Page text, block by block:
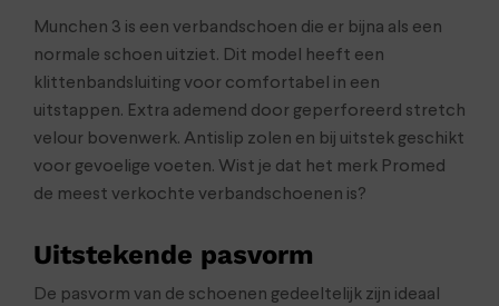
Munchen 3 is een verbandschoen die er bijna als een
normale schoen uitziet. Dit model heeft een
klittenbandsluiting voor comfortabel in een
uitstappen. Extra ademend door geperforeerd stretch
velour bovenwerk. Antislip zolen en bij uitstek geschikt
voor gevoelige voeten. Wist je dat het merk Promed
de meest verkochte verbandschoenen is?
Uitstekende pasvorm
De pasvorm van de schoenen gedeeltelijk zijn ideaal